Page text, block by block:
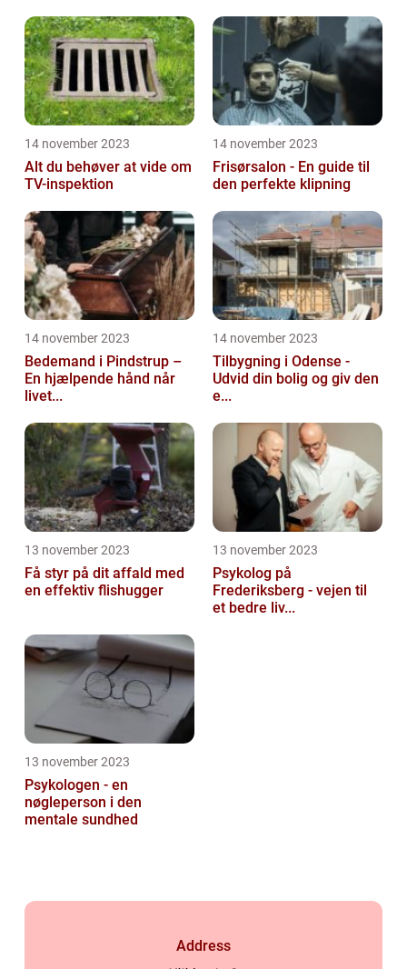
14 november 2023
Alt du behøver at vide om
TV-inspektion
14 november 2023
Frisørsalon - En guide til
den perfekte klipning
14 november 2023
Bedemand i Pindstrup –
En hjælpende hånd når
livet...
14 november 2023
Tilbygning i Odense -
Udvid din bolig og giv den
e...
13 november 2023
Få styr på dit affald med
en effektiv flishugger
13 november 2023
Psykolog på
Frederiksberg - vejen til
et bedre liv...
13 november 2023
Psykologen - en
nøgleperson i den
mentale sundhed
Address